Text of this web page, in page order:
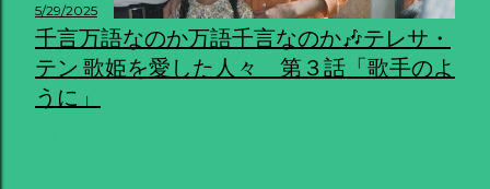
5/29/2025
千言万語なのか万語千言なのか🎶テレサ・
テン 歌姫を愛した人々 第３話「歌手のよ
うに」